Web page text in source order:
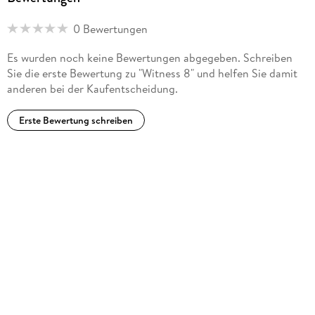
0 Bewertungen
Es wurden noch keine Bewertungen abgegeben. Schreiben
Sie die erste Bewertung zu "Witness 8" und helfen Sie damit
anderen bei der Kaufentscheidung.
Erste Bewertung schreiben